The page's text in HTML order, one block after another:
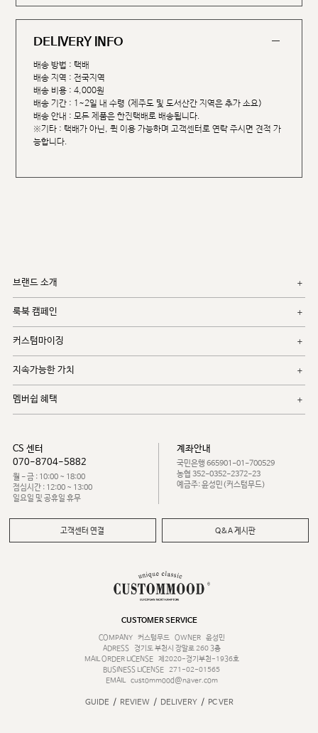
DELIVERY INFO
배송 방법 : 택배
배송 지역 : 전국지역
배송 비용 : 4,000원
배송 기간 : 1~2일 내 수령 (제주도 및 도서산간 지역은 추가 소요)
배송 안내 : 모든 제품은 한진택배로 배송됩니다.
※기타 : 택배가 아닌, 퀵 이용 가능하며 고객센터로 연락 주시면 견적 가
능합니다.
브랜드 소개
룩북 캠페인
커스텀마이징
지속가능한 가치
멤버쉽 혜택
CS 센터
070-8704-5882
월 - 금 : 10:00 ~ 18:00
점심시간 : 12:00 ~ 13:00
일요일 및 공휴일 휴무
계좌안내
국민은행 665901-01-700529
농협 352-0352-2372-23
예금주: 윤성민(커스텀무드)
고객센터 연결 Q&A 게시판
CUSTOMER SERVICE
COMPANY
커스텀무드 OWNER
윤성민
ADRESS
경기도 부천시 장말로 260 3층
MAIL ORDER LICENSE
제2020-경기부천-1936호
BUSINESS LICENSE 271-02-01565
EMAIL
custommood@naver.com
GUIDE / REVIEW / DELIVERY / PC VER